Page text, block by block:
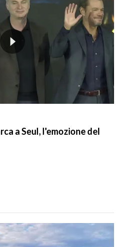
a Seul, l'emozione del